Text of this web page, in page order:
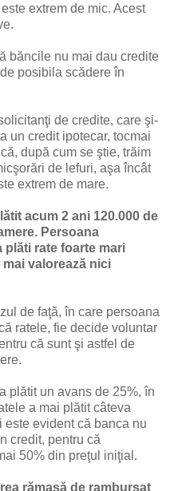
extrem de mic. Acest
băncile nu mai dau credite
posibila scădere în
de credite, care şi-
un credit ipotecar, tocmai
după cum se ştie, trăim
de lefuri, aşa încât
extrem de mare.
acum 2 ani 120.000 de
Persoana
plăti rate foarte mari
valorează nici
de faţă, în care persoana
ratele, fie decide voluntar
că sunt şi astfel de
plătit un avans de 25%, în
a mai plătit câteva
evident că banca nu
credit, pentru că
50% din preţul iniţial.
rămasă de rambursat